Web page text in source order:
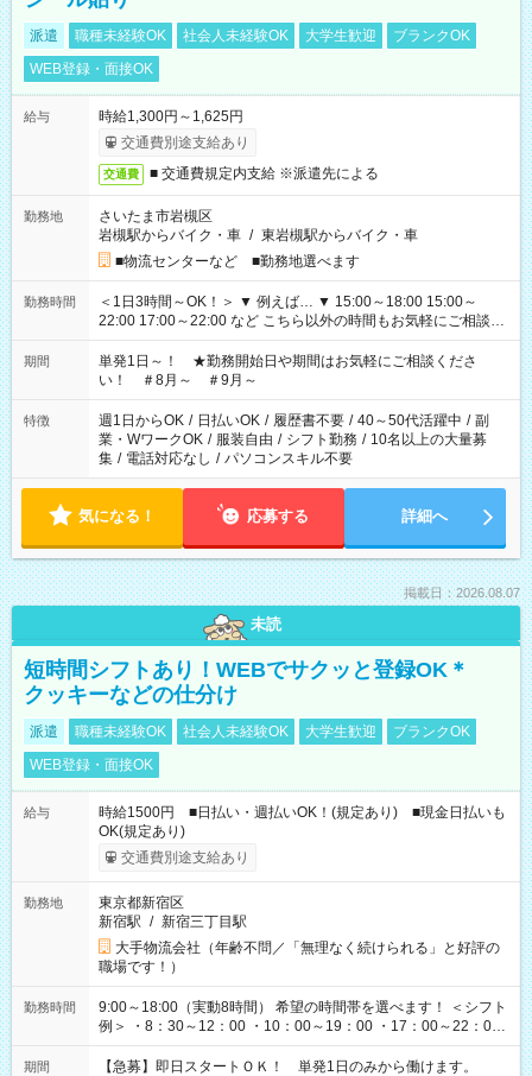
派遣 職種未経験OK 社会人未経験OK 大学生歓迎
ブランクOK
WEB登録・面接OK
給与
時給1,300円～1,625円
交通費別途支給あり
交通費 ■ 交通費規定内支給 ※派遣先による
勤務地
さいたま市岩槻区
岩槻駅からバイク・車 / 東岩槻駅からバイク・車
■物流センターなど ■勤務地選べます
勤務時間
＜1日3時間～OK！＞ ▼ 例えば… ▼ 15:00～18:00 15:00～
22:00 17:00～22:00 など こちら以外の時間もお気軽にご相談く
ださい！
期間
単発1日～！ ★勤務開始日や期間はお気軽にご相談くださ
い！ ＃8月～ ＃9月～
特徴 週1日からOK / 日払いOK / 履歴書不要 / 40～50代活躍中 / 副
業・WワークOK / 服装自由 / シフト勤務 / 10名以上の大量募
集 / 電話対応なし / パソコンスキル不要
気になる！ 応募する 詳細へ
掲載日：2026.08.07
未読
短時間シフトあり！WEBでサクッと登録OK＊
クッキーなどの仕分け
派遣 職種未経験OK 社会人未経験OK 大学生歓迎
ブランクOK
WEB登録・面接OK
給与
時給1500円 ■日払い・週払いOK！(規定あり) ■現金日払いも
OK(規定あり)
交通費別途支給あり
勤務地
東京都新宿区
新宿駅 / 新宿三丁目駅
大手物流会社（年齢不問／「無理なく続けられる」と好評の
職場です！）
勤務時間
9:00～18:00（実動8時間） 希望の時間帯を選べます！ ＜シフト
例＞ ・8：30～12：00 ・10：00～19：00 ・17：00～22：00
・13：00～22：00 ・22：00～翌6：00 など
期間 【急募】即日スタートＯＫ！ 単発1日のみから働けます。